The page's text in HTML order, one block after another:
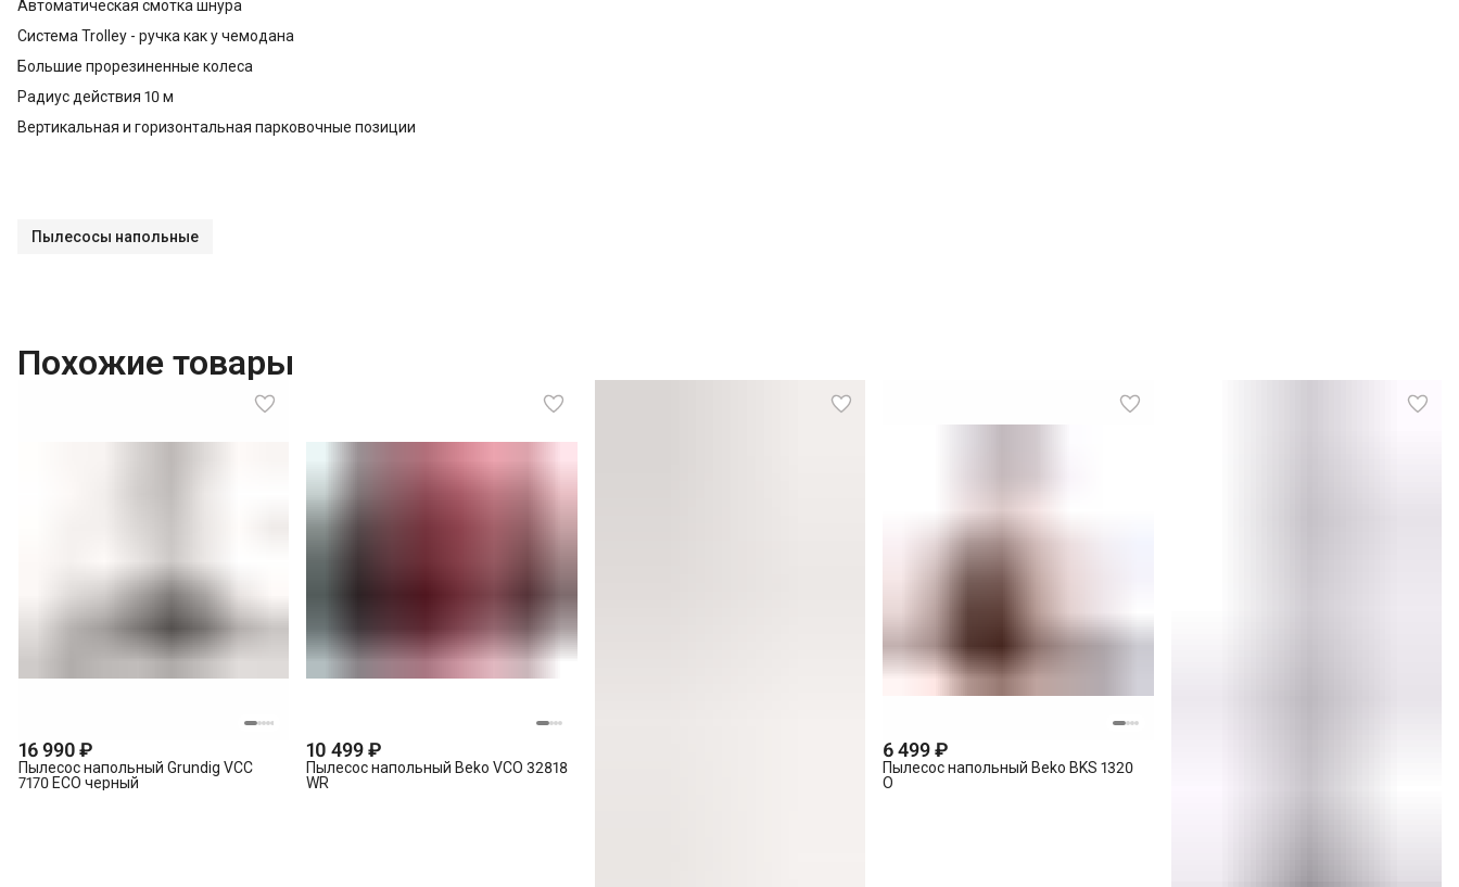
Автоматическая смотка шнура
Система Trolley - ручка как у чемодана
Большие прорезиненные колеса
Радиус действия 10 м
Вертикальная и горизонтальная парковочные позиции
Пылесосы напольные
Похожие товары
16 990 ₽
Пылесос напольный Grundig VCC
7170 ECO черный
10 499 ₽
Пылесос напольный Beko VCO 32818
WR
6 499 ₽
Пылесос напольный Beko BKS 1320
O